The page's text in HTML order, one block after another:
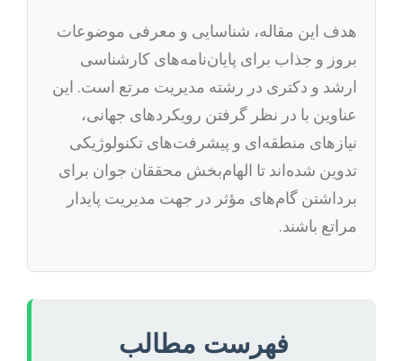
هدف این مقاله، شناسایی و معرفی موضوعات
بروز و جذاب برای پایان‌نامه‌های کارشناسی
ارشد و دکتری در رشته مدیریت مرتع است. این
عناوین با در نظر گرفتن رویکردهای جهانی،
نیازهای منطقه‌ای و پیشرفت‌های تکنولوژیکی
تدوین شده‌اند تا الهام‌بخش محققان جوان برای
برداشتن گام‌های مؤثر در جهت مدیریت پایدار
مراتع باشند.
فهرست مطالب